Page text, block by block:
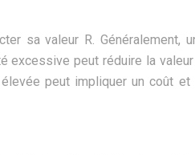
sa valeur R.
excessive peut réduire la
peut impliquer un coût